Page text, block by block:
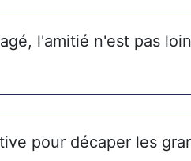
l'amitié n'est pas
pour décaper les